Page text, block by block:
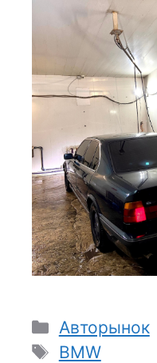
Рубрики
Авторынок
Метки
BMW